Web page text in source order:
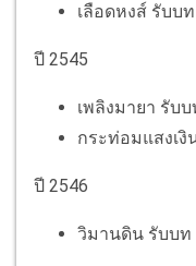
เลือดหงส์ รับบ
ปี 2545
เพลิงมายา รับ
กระท่อมแสงเงิ
ปี 2546
วิมานดิน รับบท